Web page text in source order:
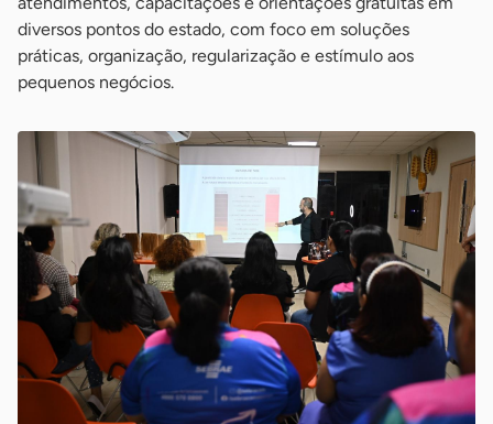
diversos pontos do estado, com foco em soluções
práticas, organização, regularização e estímulo aos
pequenos negócios.